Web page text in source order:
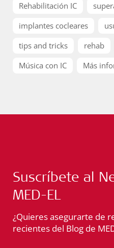
Rehabilitación IC
implantes cocleares
tips and tricks
rehab
Música con IC
Más
Suscríbete al
MED-EL
¿Quieres asegurarte de
recientes del Blog de